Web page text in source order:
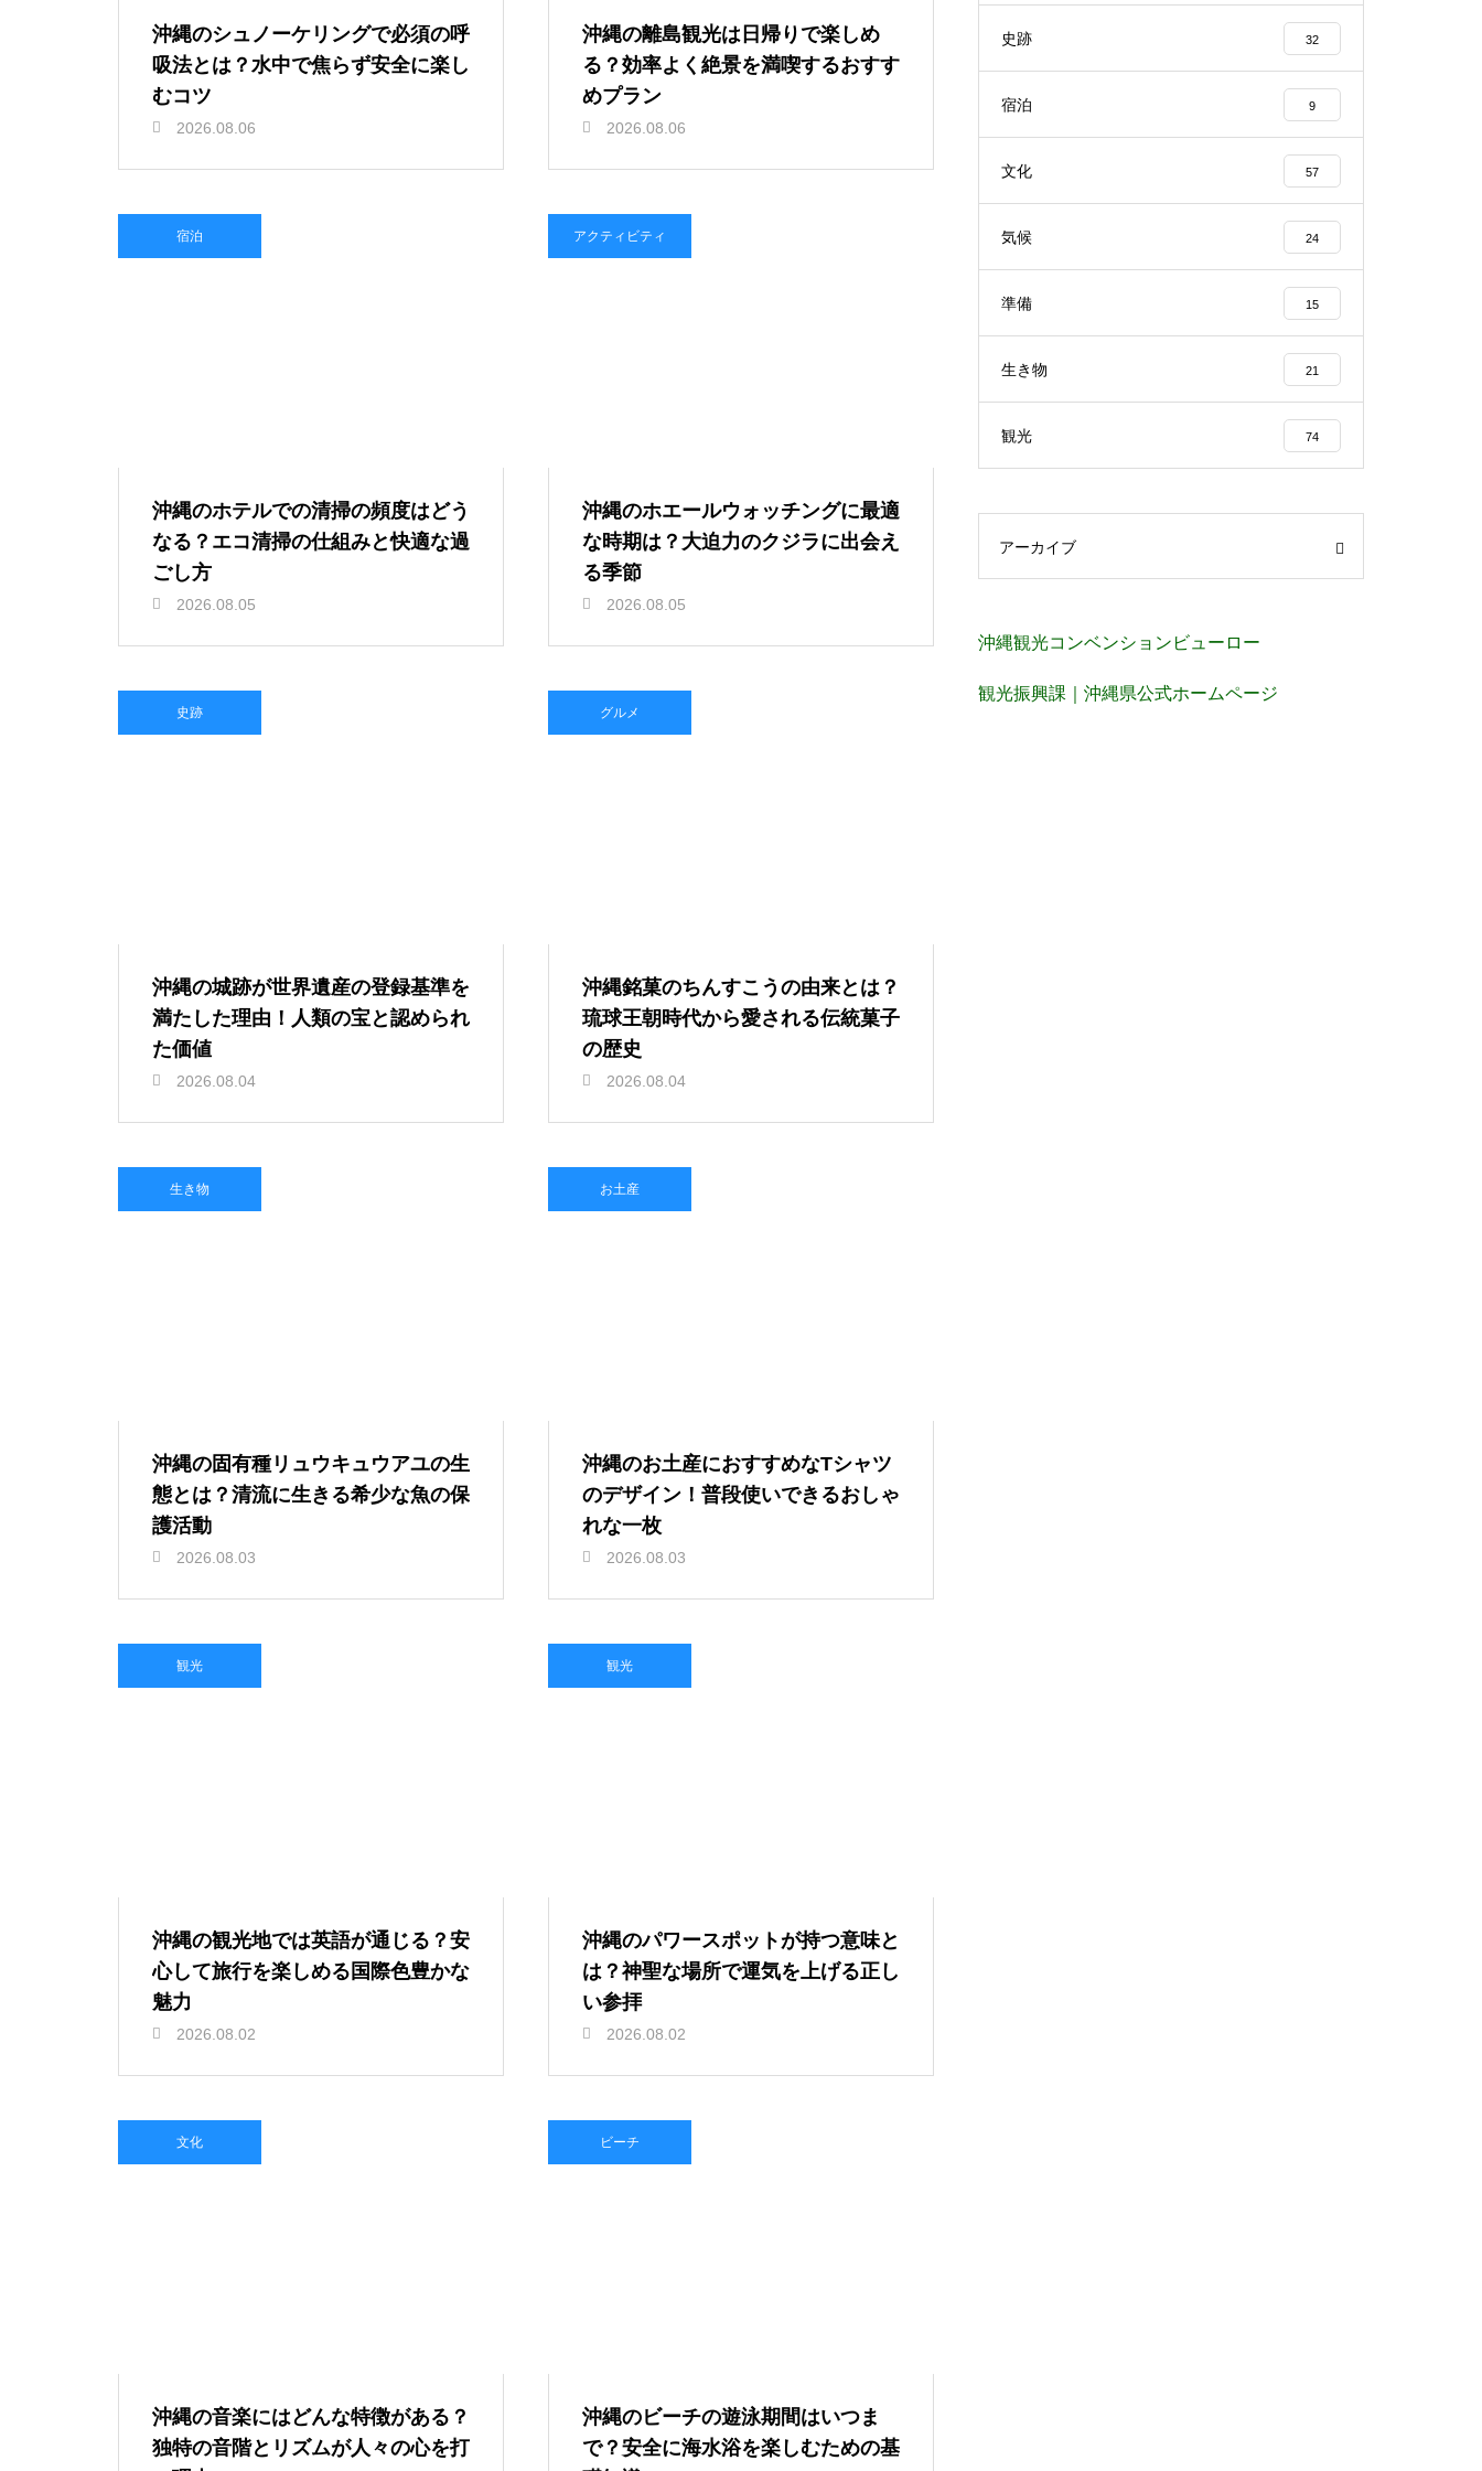
沖縄のシュノーケリングで必須の呼
吸法とは？水中で焦らず安全に楽し
むコツ
2026.08.06
沖縄の離島観光は日帰りで楽しめ
る？効率よく絶景を満喫するおすす
めプラン
2026.08.06
宿泊
沖縄のホテルでの清掃の頻度はどう
なる？エコ清掃の仕組みと快適な過
ごし方
2026.08.05
アクティビティ
沖縄のホエールウォッチングに最適
な時期は？大迫力のクジラに出会え
る季節
2026.08.05
史跡
沖縄の城跡が世界遺産の登録基準を
満たした理由！人類の宝と認められ
た価値
2026.08.04
グルメ
沖縄銘菓のちんすこうの由来とは？
琉球王朝時代から愛される伝統菓子
の歴史
2026.08.04
生き物
沖縄の固有種リュウキュウアユの生
態とは？清流に生きる希少な魚の保
護活動
2026.08.03
お土産
沖縄のお土産におすすめなTシャツ
のデザイン！普段使いできるおしゃ
れな一枚
2026.08.03
観光
沖縄の観光地では英語が通じる？安
心して旅行を楽しめる国際色豊かな
魅力
2026.08.02
観光
沖縄のパワースポットが持つ意味と
は？神聖な場所で運気を上げる正し
い参拝
2026.08.02
文化
沖縄の音楽にはどんな特徴がある？
独特の音階とリズムが人々の心を打
ビーチ
沖縄のビーチの遊泳期間はいつま
で？安全に海水浴を楽しむための基
史跡 32
宿泊 9
文化 57
気候 24
準備 15
生き物 21
観光 74
アーカイブ
沖縄観光コンベンションビューロー
観光振興課｜沖縄県公式ホームページ